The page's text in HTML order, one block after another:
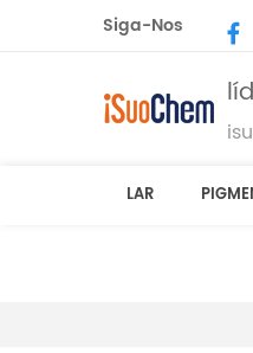
Siga-Nos
LAR